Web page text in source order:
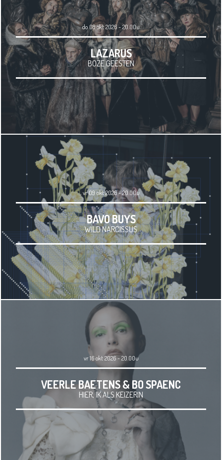
do 08 okt 2026 - 20.00u
LAZARUS
BOZE GEESTEN
vr 09 okt 2026 - 20.00u
BAVO BUYS
WILD NARCISSUS
vr 16 okt 2026 - 20.00u
VEERLE BAETENS & BO SPAENC
HIER, IK ALS KEIZERIN